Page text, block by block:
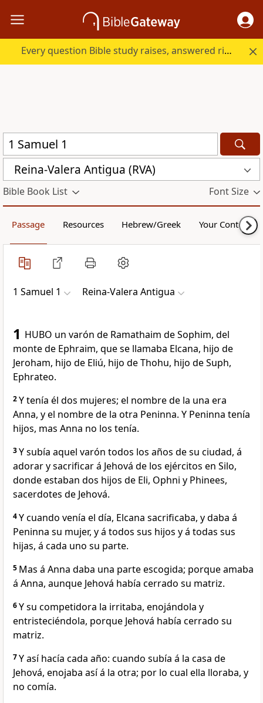
Every question Bible study raises, answered right here.
Reina-Valera Antigua (RVA)
Bible Book List Font Size
Passage Resources Hebrew/Greek Your Content
1 Samuel 1 Reina-Valera Antigua
1 HUBO un varón de Ramathaim de Sophim, del
monte de Ephraim, que se llamaba Elcana, hijo de
Jeroham, hijo de Eliú, hijo de Thohu, hijo de Suph,
Ephrateo.
2Y tenía él dos mujeres; el nombre de la una era
Anna, y el nombre de la otra Peninna. Y Peninna tenía
hijos, mas Anna no los tenía.
3Y subía aquel varón todos los años de su ciudad, á
adorar y sacrificar á Jehová de los ejércitos en Silo,
donde estaban dos hijos de Eli, Ophni y Phinees,
sacerdotes de Jehová.
4Y cuando venía el día, Elcana sacrificaba, y daba á
Peninna su mujer, y á todos sus hijos y á todas sus
hijas, á cada uno su parte.
5 Mas á Anna daba una parte escogida; porque amaba
á Anna, aunque Jehová había cerrado su matriz.
6Y su competidora la irritaba, enojándola y
entristeciéndola, porque Jehová había cerrado su
matriz.
7Y así hacía cada año: cuando subía á la casa de
Jehová, enojaba así á la otra; por lo cual ella lloraba, y
no comía.